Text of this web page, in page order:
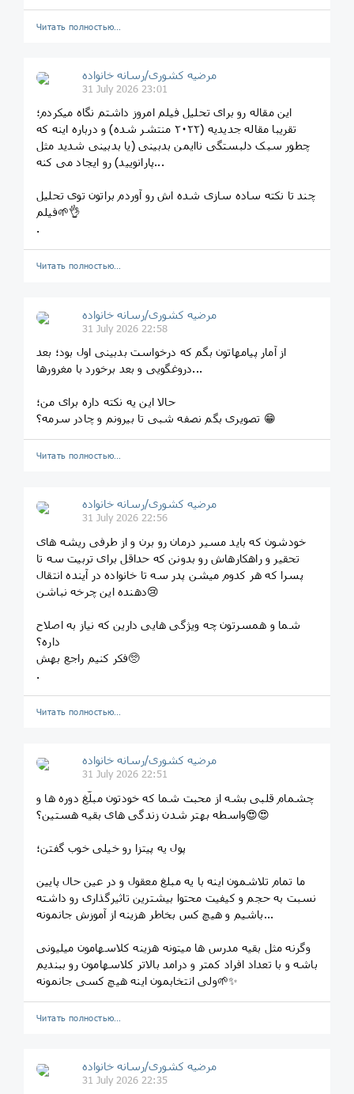
Читать полностью…
مرضیه کشوری/رسانه خانواده
31 July 2026 23:01
این مقاله رو برای تحلیل فیلم امروز داشتم نگاه میکردم؛
تقریبا مقاله جدیدیه (۲٠۲۲ منتشر شده) و درباره اینه که
چطور سبک دلبستگی ناایمن بدبینی (یا بدبینی شدید مثل
پارانویید) رو ایجاد می کنه...
چند تا نکته ساده سازی شده اش رو آوردم براتون توی تحلیل
فیلم🌱👌
.
Читать полностью…
مرضیه کشوری/رسانه خانواده
31 July 2026 22:58
از آمار پیامهاتون بگم که درخواست بدبینی اول بود؛ بعد
دروغگویی و بعد برخورد با مغرورها...
حالا این یه نکته داره برای من؛
تصویری بگم نصفه شبی تا بیرونم و چادر سرمه؟ 😁
Читать полностью…
مرضیه کشوری/رسانه خانواده
31 July 2026 22:56
خودشون که باید مسیر درمان رو برن و از طرفی ریشه های
تحقیر و راهکارهاش رو بدونن که حداقل برای تربیت سه تا
پسرا که هر کدوم میشن پدر سه تا خانواده در آینده انتقال
دهنده این چرخه نباشن😢
شما و همسرتون چه ویژگی هایی دارین که نیاز به اصلاح
داره؟
فکر کنیم راجع بهش🥺
.
Читать полностью…
مرضیه کشوری/رسانه خانواده
31 July 2026 22:51
چشمام قلبی بشه از محبت شما که خودتون مبلّغ دوره ها و
واسطه بهتر شدن زندگی های بقیه هستین؟😍😍
پول یه پیتزا رو خیلی خوب گفتن؛
ما تمام تلاشمون اینه با یه مبلغ معقول و در عین حال پایین
نسبت به حجم و کیفیت محتوا بیشترین تاثیرگذاری رو داشته
باشیم و هیچ کس بخاطر هزینه از آموزش جانمونه...
وگرنه مثل بقیه مدرس ها میتونه هزینه کلاسهامون میلیونی
باشه و با تعداد افراد کمتر و درامد بالاتر کلاسهامون رو ببندیم
ولی انتخابمون اینه هیچ کسی جانمونه🌱✨
Читать полностью…
مرضیه کشوری/رسانه خانواده
31 July 2026 22:35